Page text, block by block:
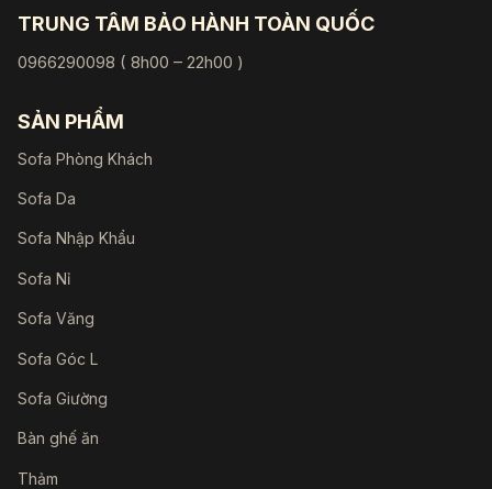
TRUNG TÂM BẢO HÀNH TOÀN QUỐC
0966290098 ( 8h00 – 22h00 )
SẢN PHẨM
Sofa Phòng Khách
Sofa Da
Sofa Nhập Khẩu
Sofa Nỉ
Sofa Văng
Sofa Góc L
Sofa Giường
Bàn ghế ăn
Thảm